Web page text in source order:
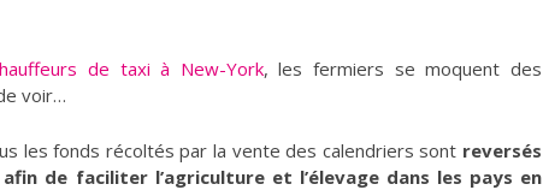
de taxi à New-York, les fermiers se moquent des
voir…
les fonds récoltés par la vente des calendriers sont reversés
de faciliter l’agriculture et l’élevage dans les pays en